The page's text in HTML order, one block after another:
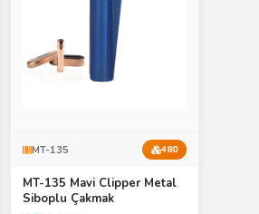
MT-135 480
MT-135 Mavi Clipper Metal
Siboplu Çakmak